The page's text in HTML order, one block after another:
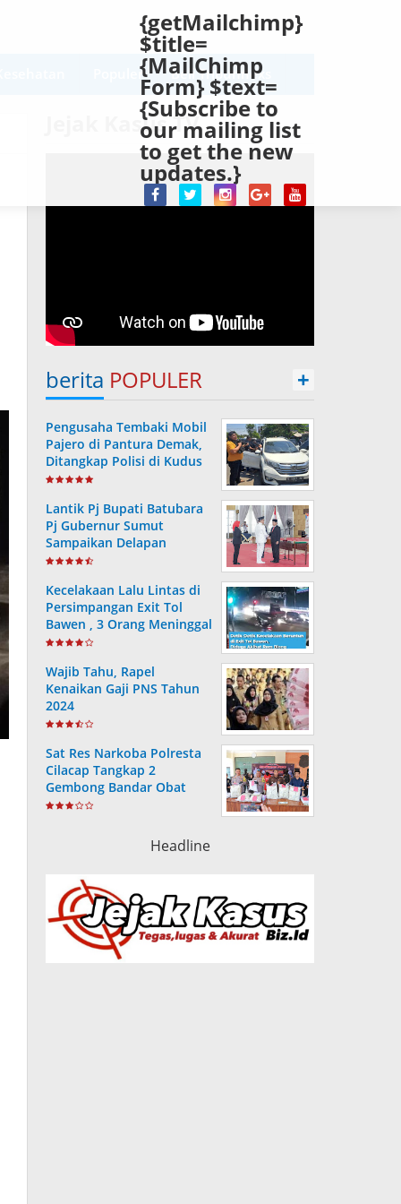
{getMailchimp}
$title=
{MailChimp
Form} $text=
{Subscribe to
our mailing list
to get the new
updates.}
Populer Beli Tribunnexs
Jejak Kasus TV
berita POPULER +
Pengusaha Tembaki Mobil
Pajero di Pantura Demak,
Ditangkap Polisi di Kudus
Lantik Pj Bupati Batubara
Pj Gubernur Sumut
Sampaikan Delapan
Arahan Presiden RI
Kecelakaan Lalu Lintas di
Persimpangan Exit Tol
Bawen , 3 Orang Meninggal
dan 9 Lainnya Alami Luka
Wajib Tahu, Rapel
Kenaikan Gaji PNS Tahun
2024
Sat Res Narkoba Polresta
Cilacap Tangkap 2
Gembong Bandar Obat
Terlarang dan Amankan
Headline